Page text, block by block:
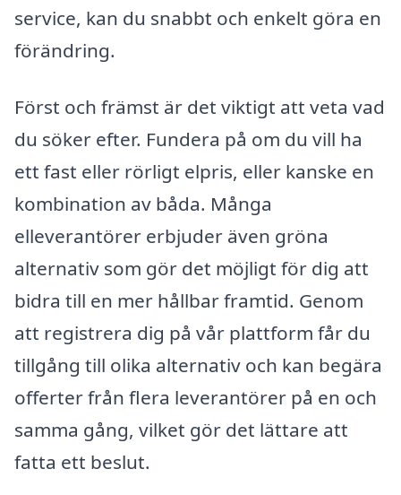
service, kan du snabbt och enkelt göra en
förändring.
Först och främst är det viktigt att veta vad
du söker efter. Fundera på om du vill ha
ett fast eller rörligt elpris, eller kanske en
kombination av båda. Många
elleverantörer erbjuder även gröna
alternativ som gör det möjligt för dig att
bidra till en mer hållbar framtid. Genom
att registrera dig på vår plattform får du
tillgång till olika alternativ och kan begära
offerter från flera leverantörer på en och
samma gång, vilket gör det lättare att
fatta ett beslut.